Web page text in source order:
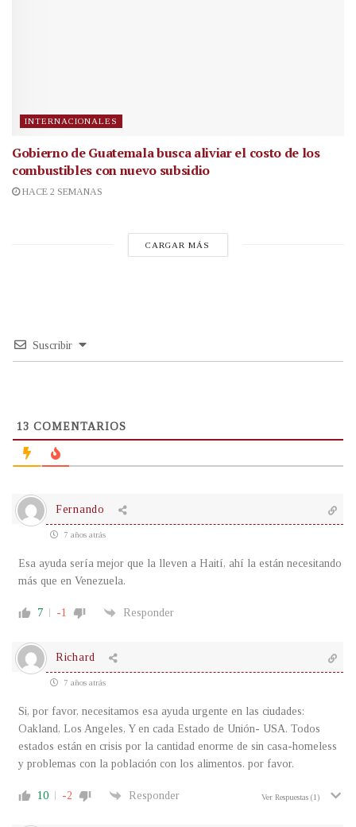
INTERNACIONALES
Gobierno de Guatemala busca aliviar el costo de los
combustibles con nuevo subsidio
HACE 2 SEMANAS
CARGAR MÁS
Suscribir
13 COMENTARIOS
Fernando
7 años atrás
Esa ayuda sería mejor que la lleven a Haití, ahí la están necesitando
más que en Venezuela.
7 -1 Responder
Richard
7 años atrás
Si, por favor, necesitamos esa ayuda urgente en las ciudades:
Oakland, Los Angeles, Y en cada Estado de Unión- USA. Todos
estados están en crisis por la cantidad enorme de sin casa-homeless
y problemas con la población con los alimentos. por favor.
10 -2 Responder Ver Respuestas (1)